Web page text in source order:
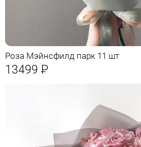
Роза Мэйнсфилд парк 11 шт
13499 Р